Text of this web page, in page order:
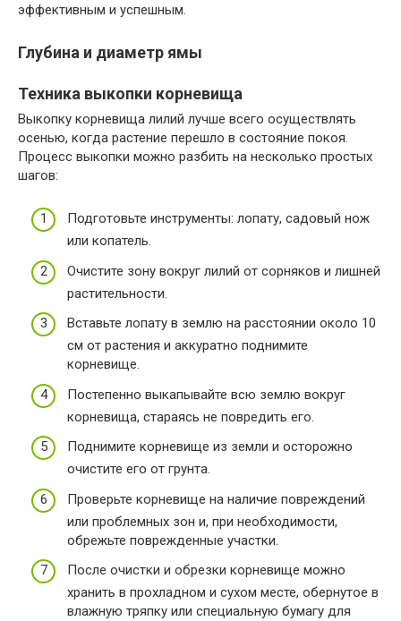
эффективным и успешным.
Глубина и диаметр ямы
Техника выкопки корневища
Выкопку корневища лилий лучше всего осуществлять
осенью, когда растение перешло в состояние покоя.
Процесс выкопки можно разбить на несколько простых
шагов:
Подготовьте инструменты: лопату, садовый нож
или копатель.
Очистите зону вокруг лилий от сорняков и лишней
растительности.
Вставьте лопату в землю на расстоянии около 10
см от растения и аккуратно поднимите
корневище.
Постепенно выкапывайте всю землю вокруг
корневища, стараясь не повредить его.
Поднимите корневище из земли и осторожно
очистите его от грунта.
Проверьте корневище на наличие повреждений
или проблемных зон и, при необходимости,
обрежьте поврежденные участки.
После очистки и обрезки корневище можно
хранить в прохладном и сухом месте, обернутое в
влажную тряпку или специальную бумагу для